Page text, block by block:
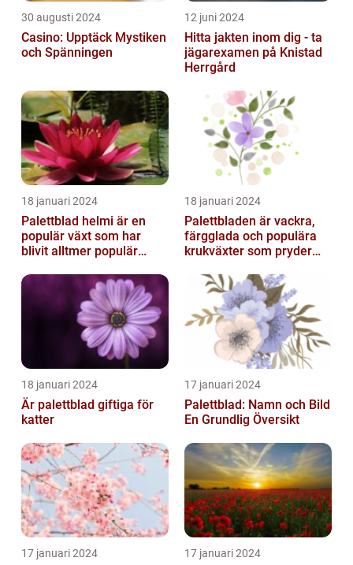
30 augusti 2024
Casino: Upptäck Mystiken
och Spänningen
12 juni 2024
Hitta jakten inom dig - ta
jägarexamen på Knistad
Herrgård
18 januari 2024
Palettblad helmi är en
populär växt som har
blivit alltmer populär
trädgårdsentusiaster
18 januari 2024
Palettbladen är vackra,
färgglada och populära
krukväxter som pryder
trädgårdar runt o...
18 januari 2024
Är palettblad giftiga för
katter
17 januari 2024
Palettblad: Namn och Bild
En Grundlig Översikt
17 januari 2024 17 januari 2024